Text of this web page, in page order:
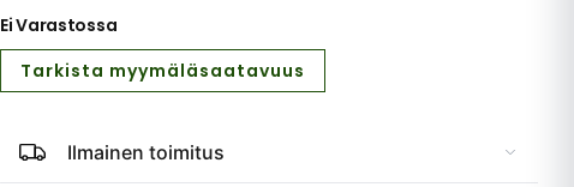
Ei Varastossa
Tarkista myymäläsaatavuus
Ilmainen toimitus